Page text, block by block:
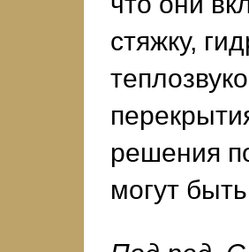
стяжку,
решения
могут